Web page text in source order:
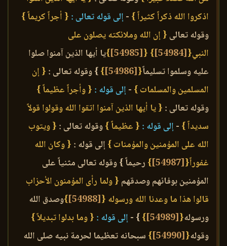
اذكروا الله ذكراً كثيراً } -إلى قوله تعالى : { أجراً كريماً }
وقوله تعالى { إن الله وملائكته يصلون على
النبي{[54984]
}
{
[54985]
}يا أيها الذين آمنوا صلوا
عليه وسلموا تسليماً{
[54986]
}} وقوله تعالى : { إن
المسلمين والمسلمات } -إلى قوله : { وأجراً عظيماً }
وقوله تعالى : { يا أيها الذين آمنوا اتقوا الله وقولوا قولاً
سديداً } -إلى قوله : { عظيماً }وقوله تعالى : { ويتوب
الله على المؤمنين والمؤمنات }إلى قوله : { وكان الله
غفوراً{[54987]
} رحيماً } وقوله تعالى مثنياً على
المؤمنين بوفائهم وصدقهم { ولما رأى المؤمنون الأحزاب
قالوا هذا ما وعدنا الله ورسوله {[54988]
}وصدق الله
ورسوله{
[54989]
}
} -إلى قوله : { وما بدلوا تبديلاً }
وقوله{
[54990]
} سبحانه تعظيما لحرمة نبيه صلى الله